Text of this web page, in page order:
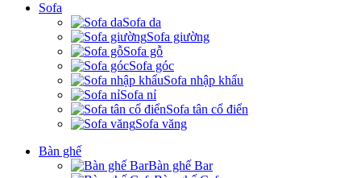
Sofa
Sofa da
Sofa giường
Sofa gỗ
Sofa góc
Sofa nhập khẩu
Sofa nỉ
Sofa tân cổ điển
Sofa văng
Bàn ghế
Bàn ghế Bar